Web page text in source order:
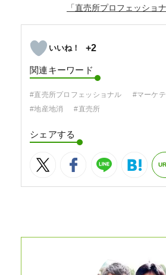
「直売所プロフェッショナ
+2
関連キーワード
#直売所プロフェッショナル
#マーケ
#地産地消
#直売所
シェアする